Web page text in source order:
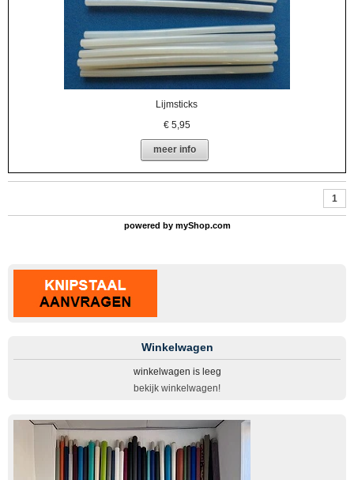
Lijmsticks
€ 5,95
meer info
1
powered by myShop.com
Winkelwagen
winkelwagen is leeg
bekijk winkelwagen!